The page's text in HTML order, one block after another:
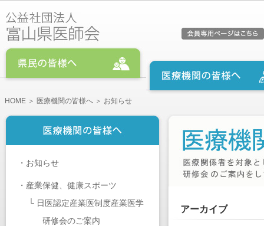
HOME ＞ 医療機関の皆様へ ＞ お知らせ
・ お知らせ
・ 産業保健、健康スポーツ
└ 日医認定産業医制度産業医学
研修会のご案内
アーカイブ